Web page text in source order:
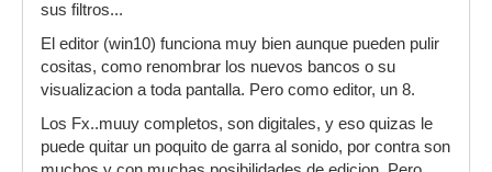
sus filtros...
El editor (win10) funciona muy bien aunque pueden pulir
cositas, como renombrar los nuevos bancos o su
visualizacion a toda pantalla. Pero como editor, un 8.
Los Fx..muuy completos, son digitales, y eso quizas le
puede quitar un poquito de garra al sonido, por contra son